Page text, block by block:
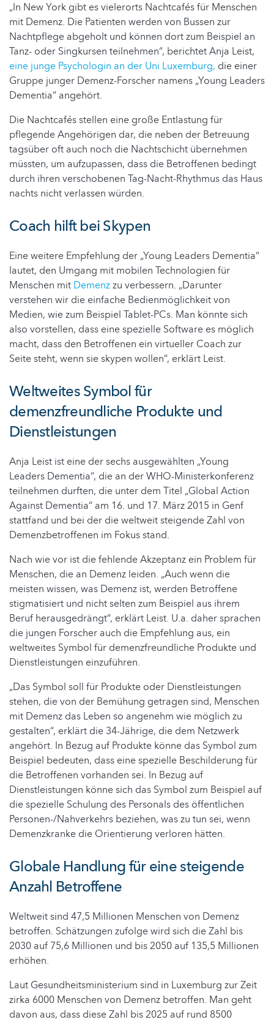
„In New York gibt es vielerorts Nachtcafés für Menschen
mit Demenz. Die Patienten werden von Bussen zur
Nachtpflege abgeholt und können dort zum Beispiel an
Tanz- oder Singkursen teilnehmen“, berichtet Anja Leist,
eine junge Psychologin an der Uni Luxemburg, die einer
Gruppe junger Demenz-Forscher namens „Young Leaders
Dementia“ angehört.
Die Nachtcafés stellen eine große Entlastung für
pflegende Angehörigen dar, die neben der Betreuung
tagsüber oft auch noch die Nachtschicht übernehmen
müssten, um aufzupassen, dass die Betroffenen bedingt
durch ihren verschobenen Tag-Nacht-Rhythmus das Haus
nachts nicht verlassen würden.
Coach hilft bei Skypen
Eine weitere Empfehlung der „Young Leaders Dementia“
lautet, den Umgang mit mobilen Technologien für
Menschen mit Demenzzu verbessern. „Darunter
verstehen wir die einfache Bedienmöglichkeit von
Medien, wie zum Beispiel Tablet-PCs. Man könnte sich
also vorstellen, dass eine spezielle Software es möglich
macht, dass den Betroffenen ein virtueller Coach zur
Seite steht, wenn sie skypen wollen“, erklärt Leist.
Weltweites Symbol für
demenzfreundliche Produkte und
Dienstleistungen
Anja Leist ist eine der sechs ausgewählten „Young
Leaders Dementia“, die an der WHO-Ministerkonferenz
teilnehmen durften, die unter dem Titel „Global Action
Against Dementia“ am 16. und 17. März 2015 in Genf
stattfand und bei der die weltweit steigende Zahl von
Demenzbetroffenen im Fokus stand.
Nach wie vor ist die fehlende Akzeptanz ein Problem für
Menschen, die an Demenz leiden. „Auch wenn die
meisten wissen, was Demenz ist, werden Betroffene
stigmatisiert und nicht selten zum Beispiel aus ihrem
Beruf herausgedrängt“, erklärt Leist. U.a. daher sprachen
die jungen Forscher auch die Empfehlung aus, ein
weltweites Symbol für demenzfreundliche Produkte und
Dienstleistungen einzuführen.
„Das Symbol soll für Produkte oder Dienstleistungen
stehen, die von der Bemühung getragen sind, Menschen
mit Demenz das Leben so angenehm wie möglich zu
gestalten“, erklärt die 34-Jährige, die dem Netzwerk
angehört. In Bezug auf Produkte könne das Symbol zum
Beispiel bedeuten, dass eine spezielle Beschilderung für
die Betroffenen vorhanden sei. In Bezug auf
Dienstleistungen könne sich das Symbol zum Beispiel auf
die spezielle Schulung des Personals des öffentlichen
Personen-/Nahverkehrs beziehen, was zu tun sei, wenn
Demenzkranke die Orientierung verloren hätten.
Globale Handlung für eine steigende
Anzahl Betroffene
Weltweit sind 47,5 Millionen Menschen von Demenz
betroffen. Schätzungen zufolge wird sich die Zahl bis
2030 auf 75,6 Millionen und bis 2050 auf 135,5 Millionen
erhöhen.
Laut Gesundheitsministerium sind in Luxemburg zur Zeit
zirka 6000 Menschen von Demenz betroffen. Man geht
davon aus, dass diese Zahl bis 2025 auf rund 8500